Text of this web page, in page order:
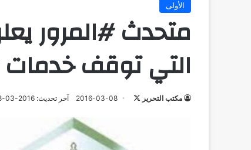
الأولى
متحدث #المرور
التي توقف خدمات
مكتب التحرير 2016-03-08 آخر تحديث: 2016-03-08